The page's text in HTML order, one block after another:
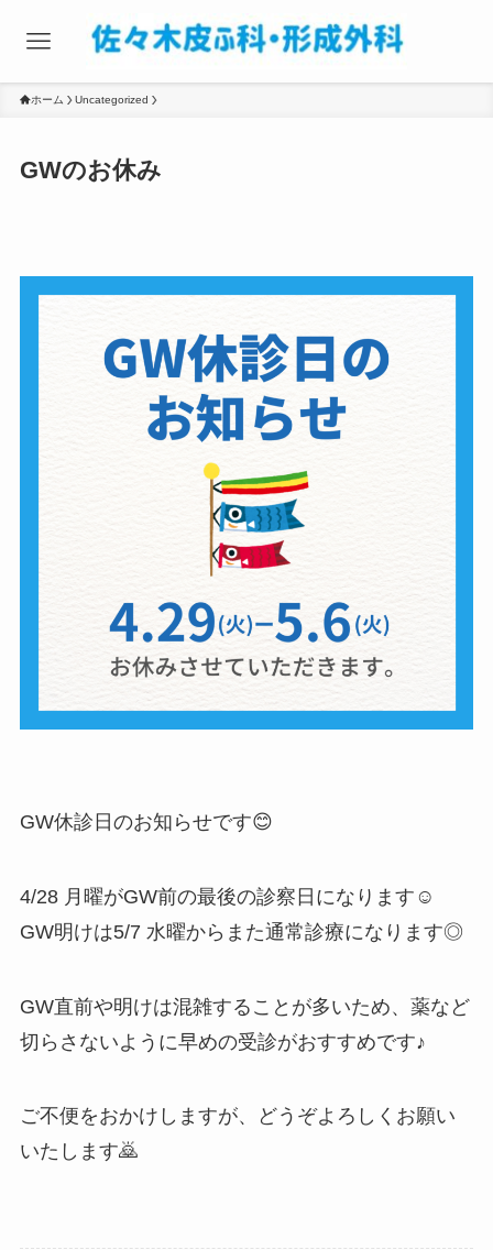
ホーム Uncategorized
GWのお休み
GW休診日のお知らせです😊
4/28 月曜がGW前の最後の診察日になります☺︎
GW明けは5/7 水曜からまた通常診療になります◎
GW直前や明けは混雑することが多いため、薬など
切らさないように早めの受診がおすすめです♪
ご不便をおかけしますが、どうぞよろしくお願い
いたします🙇